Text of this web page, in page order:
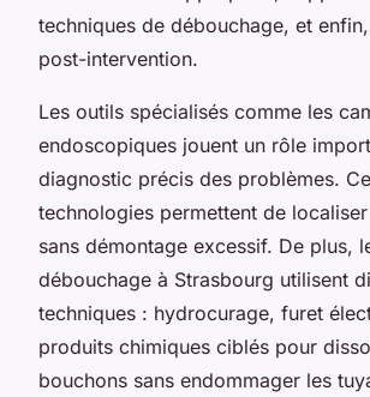
techniques de débouchage, et
post-intervention.
Les outils spécialisés comme les
endoscopiques jouent un rôle
diagnostic précis des problèmes.
technologies permettent de
sans démontage excessif. De plus,
débouchage à Strasbourg utilisent
techniques : hydrocurage, furet
produits chimiques ciblés pour
bouchons sans endommager les